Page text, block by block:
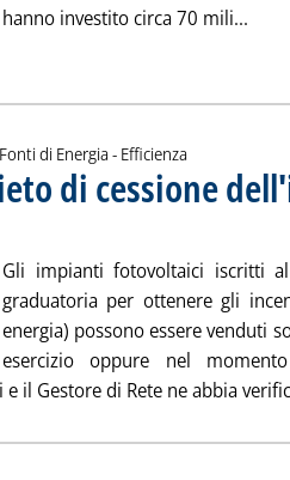
hanno investito circa 70 mili...
di Energia - Efficienza
di cessione
Gli impianti fotovoltaici iscritti
graduatoria per ottenere gli
energia) possono essere venduti
esercizio oppure nel
il Gestore di Rete ne abbia